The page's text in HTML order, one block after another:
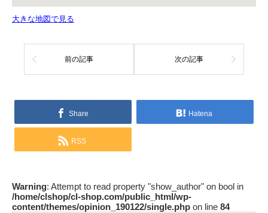
大きな地図で見る
前の記事 次の記事
Share Hatena
RSS
Warning: Attempt to read property "show_author" on bool in
/home/clshop/cl-shop.com/public_html/wp-
content/themes/opinion_190122/single.php on line 84